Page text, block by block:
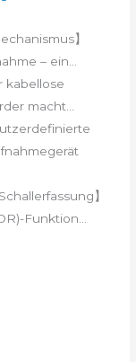
】
– ein...
kabellose
macht...
】
Funktion...